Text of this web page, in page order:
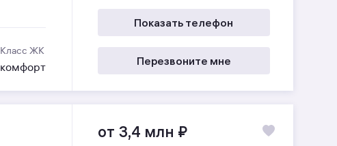
Класс ЖК
комфорт
Показать телефон
Перезвоните мне
от 3,4 млн ₽